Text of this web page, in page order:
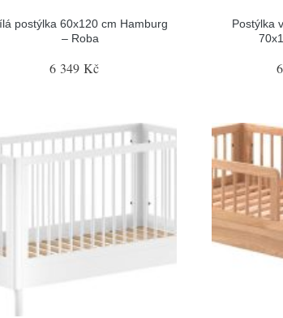
postýlka 60x120 cm Hamburg
– Roba
6 349 Kč
Postýlka